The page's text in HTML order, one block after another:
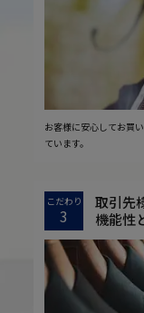
お客様に安心してお買
ています。
こだわり
3
取引先
機能性